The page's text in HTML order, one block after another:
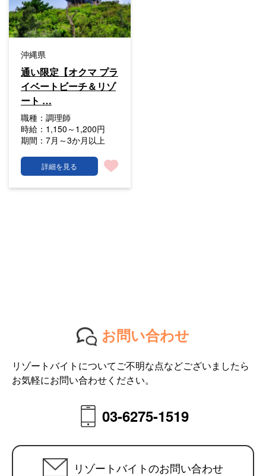
沖縄県
通い限定【オクマ プラ
イベートビーチ＆リゾ
ート …
職種： 調理師
時給： 1,150～1,200円
期間： 7月～3か月以上
詳細を見る
お問い合わせ
リゾートバイトについてご不明な点などございましたら
お気軽にお問い合わせください。
03-6275-1519
リゾートバイトのお問い合わせ